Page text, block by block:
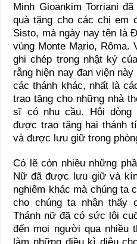
Minh Gioankim Torriani
quà tặng cho các chị em
Sisto, mà ngày nay tên là
vùng Monte Mario,
ghi chép trong nhật ký
rằng hiện nay đan viện
các thánh khác, nhất là
trao tặng cho những nhà
sĩ có nhu cầu. Hội dòng
được trao tặng hai thánh
và được lưu giữ trong
Có lẽ còn nhiều những
Nữ đã được lưu giữ và
nghiêm khác mà chúng ta
cho chúng ta nhận thấy
Thánh nữ đã có sức lôi
đến mọi người qua nhiều